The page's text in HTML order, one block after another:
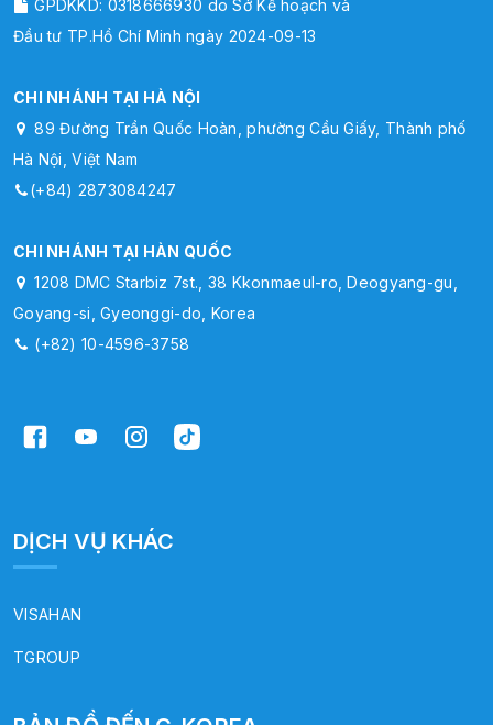
GPDKKD: 0318666930 do Sở Kế hoạch và
Đầu tư TP.Hồ Chí Minh ngày 2024-09-13
CHI NHÁNH TẠI HÀ NỘI
89 Đường Trần Quốc Hoàn, phường Cầu Giấy, Thành phố
Hà Nội, Việt Nam
(+84) 2873084247
CHI NHÁNH TẠI HÀN QUỐC
1208 DMC Starbiz 7st., 38 Kkonmaeul-ro, Deogyang-gu,
Goyang-si, Gyeonggi-do, Korea
(+82) 10-4596-3758
DỊCH VỤ KHÁC
VISAHAN
TGROUP